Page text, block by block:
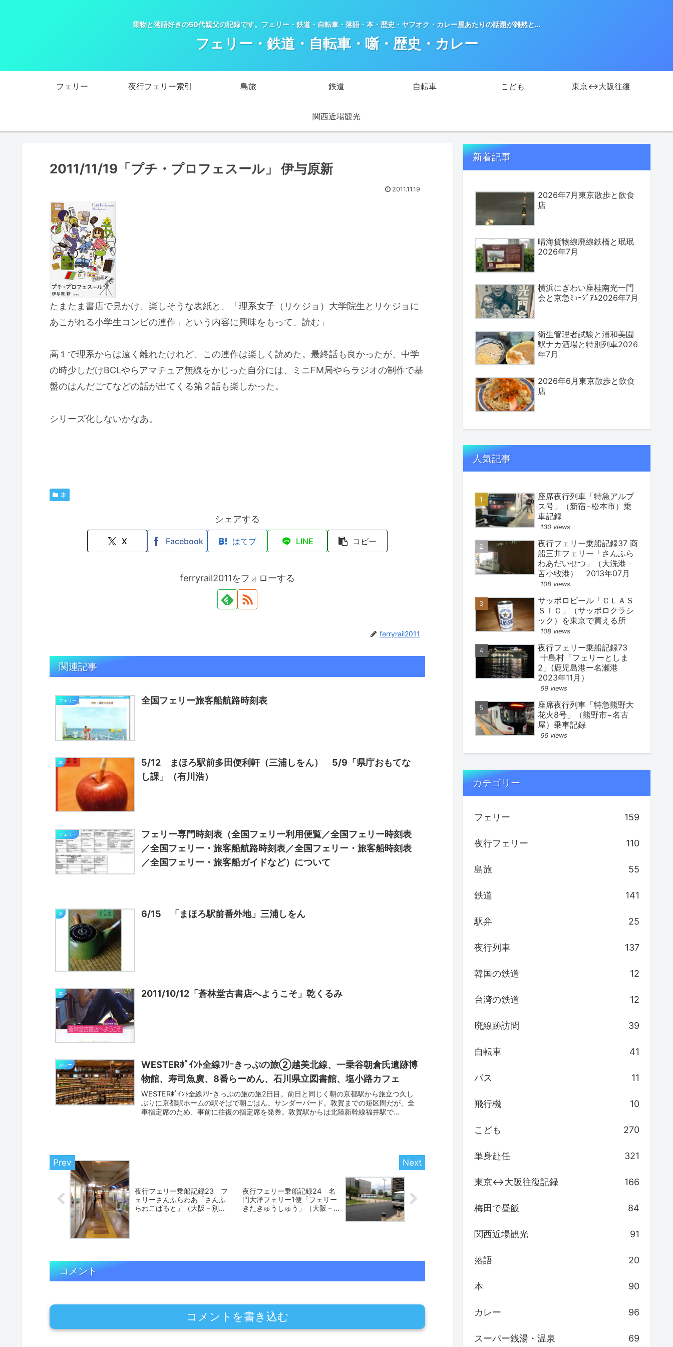
乗物と落語好きの50代親父の記録です。フェリー・鉄道・自転車・落語・本・歴史・ヤフオク・カレー屋あたりの話題が雑然と…
フェリー・鉄道・自転車・噺・歴史・カレー
フェリー 夜行フェリー索引 島旅 鉄道 自転車 こども 東京↔大阪往復
関西近場観光
2011/11/19「プチ・プロフェスール」 伊与原新
2011.11.19
たまたま書店で見かけ、楽しそうな表紙と、「理系女子（リケジョ）大学院生とリケジョに
あこがれる小学生コンビの連作」という内容に興味をもって、読む」
高１で理系からは遠く離れたけれど、この連作は楽しく読めた。最終話も良かったが、中学
の時少しだけBCLやらアマチュア無線をかじった自分には、ミニFM局やらラジオの制作で基
盤のはんだごてなどの話が出てくる第２話も楽しかった。
シリーズ化しないかなあ。
本
シェアする
X Facebook はてブ LINE コピー
ferryrail2011をフォローする
ferryrail2011
関連記事
フェリー 全国フェリー旅客船航路時刻表
本
5/12 まほろ駅前多田便利軒（三浦しをん） 5/9「県庁おもてな
し課」（有川浩）
フェリー
フェリー専門時刻表（全国フェリー利用便覧／全国フェリー時刻表
／全国フェリー・旅客船航路時刻表／全国フェリー・旅客船時刻表
／全国フェリー・旅客船ガイドなど）について
本 6/15 「まほろ駅前番外地」三浦しをん
本 2011/10/12「蒼林堂古書店へようこそ」乾くるみ
カレー
WESTERﾎﾟｲﾝﾄ全線ﾌﾘｰきっぷの旅②越美北線、一乗谷朝倉氏遺跡博
物館、寿司魚廣、8番らーめん、石川県立図書館、塩小路カフェ
WESTERﾎﾟｲﾝﾄ全線ﾌﾘｰきっぷの旅の旅2日目。前日と同じく朝の京都駅から旅立つ久し
ぶりに京都駅ホームの駅そばで朝ごはん。サンダーバード。敦賀までの短区間だが、全
車指定席のため、事前に往復の指定席を発券。敦賀駅からは北陸新幹線福井駅で...
夜行フェリー乗船記録23 フ
ェリーさんふらわあ「さんふ
らわこばると」（大阪－別
夜行フェリー乗船記録24 名
門大洋フェリー1便「フェリー
きたきゅうしゅう」（大阪－
コメント
コメントを書き込む
新着記事
2026年7月東京散歩と飲食
店
晴海貨物線廃線鉄橋と珉珉
2026年7月
横浜にぎわい座桂南光一門
会と京急ﾐｭｰｼﾞｱﾑ2026年7月
衛生管理者試験と浦和美園
駅ナカ酒場と特別列車2026
年7月
2026年6月東京散歩と飲食
店
人気記事
座席夜行列車「特急アルプ
ス号」（新宿−松本市）乗
車記録
130 views
夜行フェリー乗船記録37 商
船三井フェリー「さんふら
わあだいせつ」（大洗港－
苫小牧港） 2013年07月
108 views
サッポロビール「ＣＬＡＳ
ＳＩＣ」（サッポロクラシ
ック）を東京で買える所
108 views
夜行フェリー乗船記録73
十島村「フェリーとしま
2」(鹿児島港ー名瀬港
2023年11月）
69 views
座席夜行列車「特急熊野大
花火8号」（熊野市−名古
屋）乗車記録
66 views
カテゴリー
フェリー 159
夜行フェリー 110
島旅 55
鉄道 141
駅弁 25
夜行列車 137
韓国の鉄道 12
台湾の鉄道 12
廃線跡訪問 39
自転車 41
バス 11
飛行機 10
こども 270
単身赴任 321
東京↔大阪往復記録 166
梅田で昼飯 84
関西近場観光 91
落語 20
本 90
カレー 96
スーパー銭湯・温泉 69